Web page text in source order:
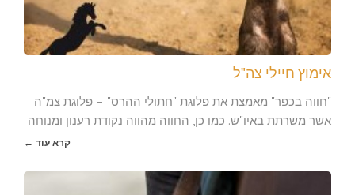
אימוץ חיילי צה"ל
"חווה בכפר" מאמצת את פלוגת "חתולי ההרס" – פלוגת צמ"ה
אשר משרתת באיו"ש. כמו כן, החווה מהווה נקודת רענון ומנוחה
קרא עוד ←